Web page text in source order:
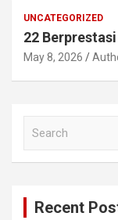
UNCATEGORIZED
22 Berprestasi
May 8, 2026
Recent